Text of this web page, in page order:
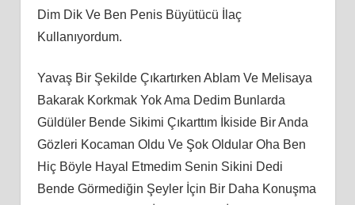
Dim Dik Ve Ben Penis Büyütücü İlaç
Kullanıyordum.
Yavaş Bir Şekilde Çıkartırken Ablam Ve Melisaya
Bakarak Korkmak Yok Ama Dedim Bunlarda
Güldüler Bende Sikimi Çıkarttım İkiside Bir Anda
Gözleri Kocaman Oldu Ve Şok Oldular Oha Ben
Hiç Böyle Hayal Etmedim Senin Sikini Dedi
Bende Görmediğin Şeyler İçin Bir Daha Konuşma